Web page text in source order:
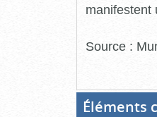
manifestent
Source :
Éléments